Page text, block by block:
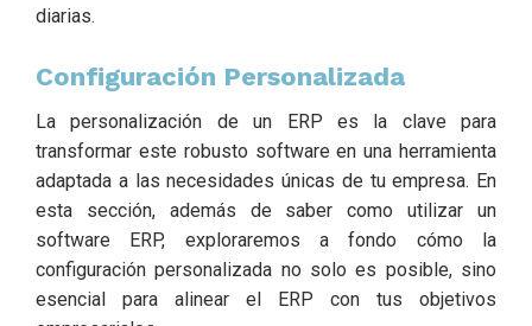
diarias.
Configuración Personalizada
La personalización de un ERP es la clave para
transformar este robusto software en una herramienta
adaptada a las necesidades únicas de tu empresa. En
esta sección, además de saber como utilizar un
software ERP, exploraremos a fondo cómo la
configuración personalizada no solo es posible, sino
esencial para alinear el ERP con tus objetivos